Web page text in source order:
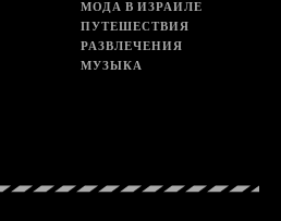
МОДА В ИЗРАИЛЕ
ПУТЕШЕСТВИЯ
РАЗВЛЕЧЕНИЯ
МУЗЫКА